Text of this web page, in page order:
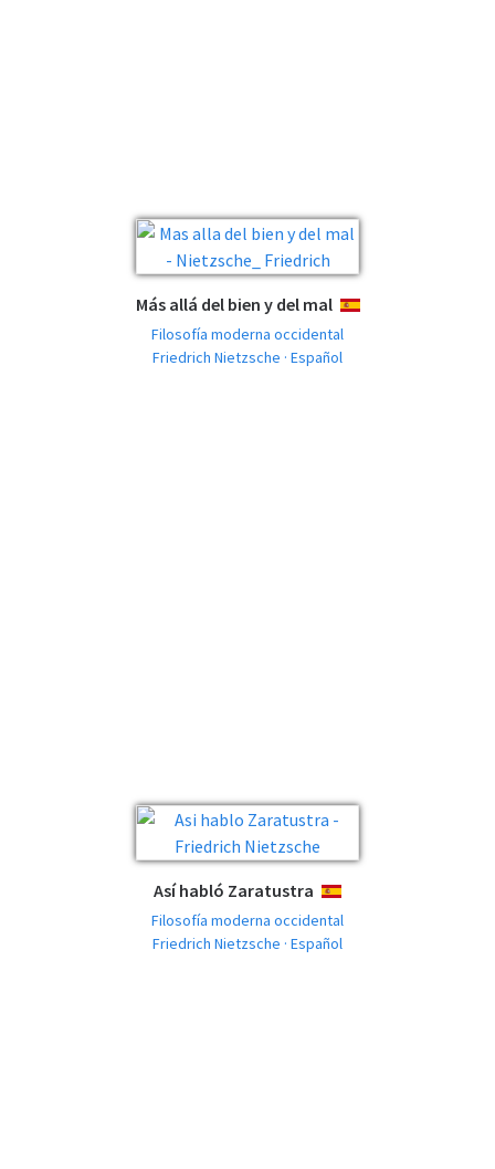
Más allá del bien y del mal ESPAÑOL
Filosofía moderna occidental
Friedrich Nietzsche · Español
Así habló Zaratustra ESPAÑOL
Filosofía moderna occidental
Friedrich Nietzsche · Español